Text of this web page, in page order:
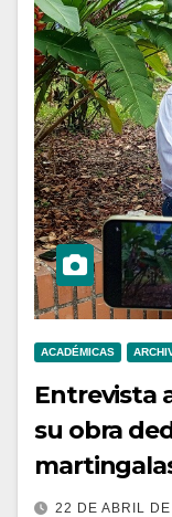
ACADÉMICAS
Entrevista
su obra
22 DE ABRIL